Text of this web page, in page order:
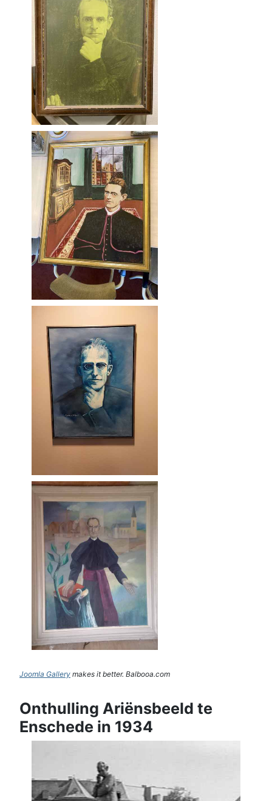
Joomla Gallery makes it better. Balbooa.com
Onthulling Ariënsbeeld te
Enschede in 1934